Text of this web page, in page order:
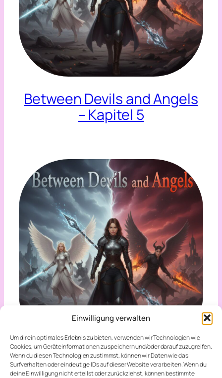
Einwilligung verwalten
Um dir ein optimales Erlebnis zu bieten, verwenden wir Technologien wie
Cookies, um Geräteinformationen zu speichern und/oder darauf zuzugreifen.
Wenn du diesen Technologien zustimmst, können wir Daten wie das
Surfverhalten oder eindeutige IDs auf dieser Website verarbeiten. Wenn du
deine Einwilligung nicht erteilst oder zurückziehst, können bestimmte
Between Devils and Angels
– Kapitel 5
Between Devils and Angels